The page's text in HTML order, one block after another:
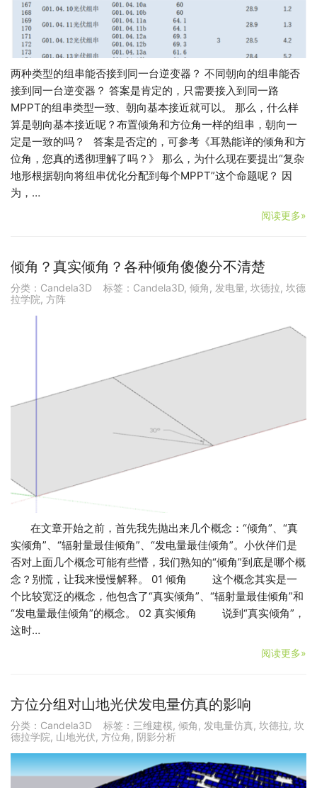
两种类型的组串能否接到同一台逆变器？ 不同朝向的组串能否
接到同一台逆变器？ 答案是肯定的，只需要接入到同一路
MPPT的组串类型一致、朝向基本接近就可以。 那么，什么样
算是朝向基本接近呢？布置倾角和方位角一样的组串，朝向一
定是一致的吗？ 答案是否定的，可参考《耳熟能详的倾角和方
位角，您真的透彻理解了吗？》 那么，为什么现在要提出“复杂
地形根据朝向将组串优化分配到每个MPPT”这个命题呢？ 因
为，…
阅读更多»
倾角？真实倾角？各种倾角傻傻分不清楚
分类： Candela3D 标签： Candela3D, 倾角 , 发电量, 坎德拉, 坎德
拉学院, 方阵
在文章开始之前，首先我先抛出来几个概念：“倾角”、“真
实倾角”、“辐射量最佳倾角”、“发电量最佳倾角”。小伙伴们是
否对上面几个概念可能有些懵，我们熟知的“倾角”到底是哪个概
念？别慌，让我来慢慢解释。 01 倾角 这个概念其实是一
个比较宽泛的概念，他包含了“真实倾角”、“辐射量最佳倾角”和
“发电量最佳倾角”的概念。 02 真实倾角 说到“真实倾角”，
这时…
阅读更多»
方位分组对山地光伏发电量仿真的影响
分类： Candela3D 标签： 三维建模, 倾角 , 发电量仿真, 坎德拉, 坎
德拉学院, 山地光伏, 方位角 , 阴影分析